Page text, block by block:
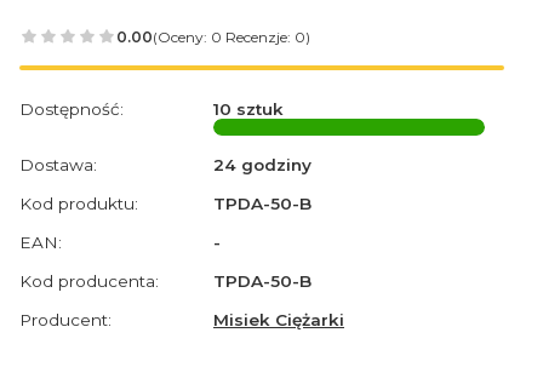
0.00(Oceny: 0 Recenzje: 0)
Dostępność: 10 sztuk
Dostawa:
24 godziny
Kod produktu:
TPDA-50-B
EAN:
-
Kod producenta:
TPDA-50-B
Producent:
Misiek Ciężarki